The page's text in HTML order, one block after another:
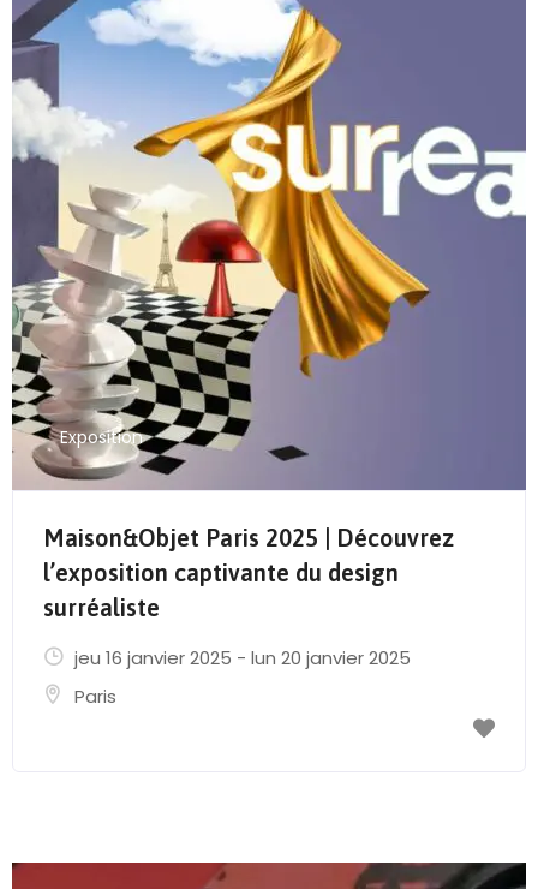
Exposition
Maison&Objet Paris 2025 | Découvrez
l’exposition captivante du design
surréaliste
jeu 16 janvier 2025 - lun 20 janvier 2025
Paris